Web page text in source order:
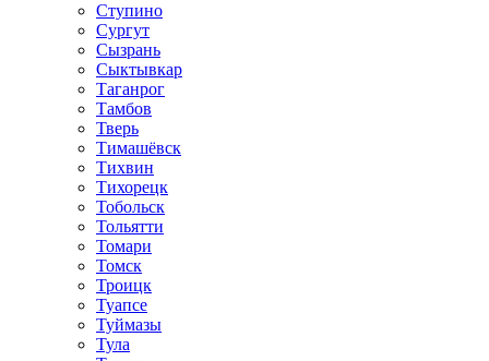
Ступино
Сургут
Сызрань
Сыктывкар
Таганрог
Тамбов
Тверь
Тимашёвск
Тихвин
Тихорецк
Тобольск
Тольятти
Томари
Томск
Троицк
Туапсе
Туймазы
Тула